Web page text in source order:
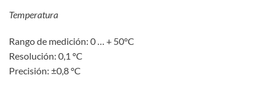
Temperatura
Rango de medición: 0 … + 50°C
Resolución: 0,1 ºC
Precisión: ±0,8 °C